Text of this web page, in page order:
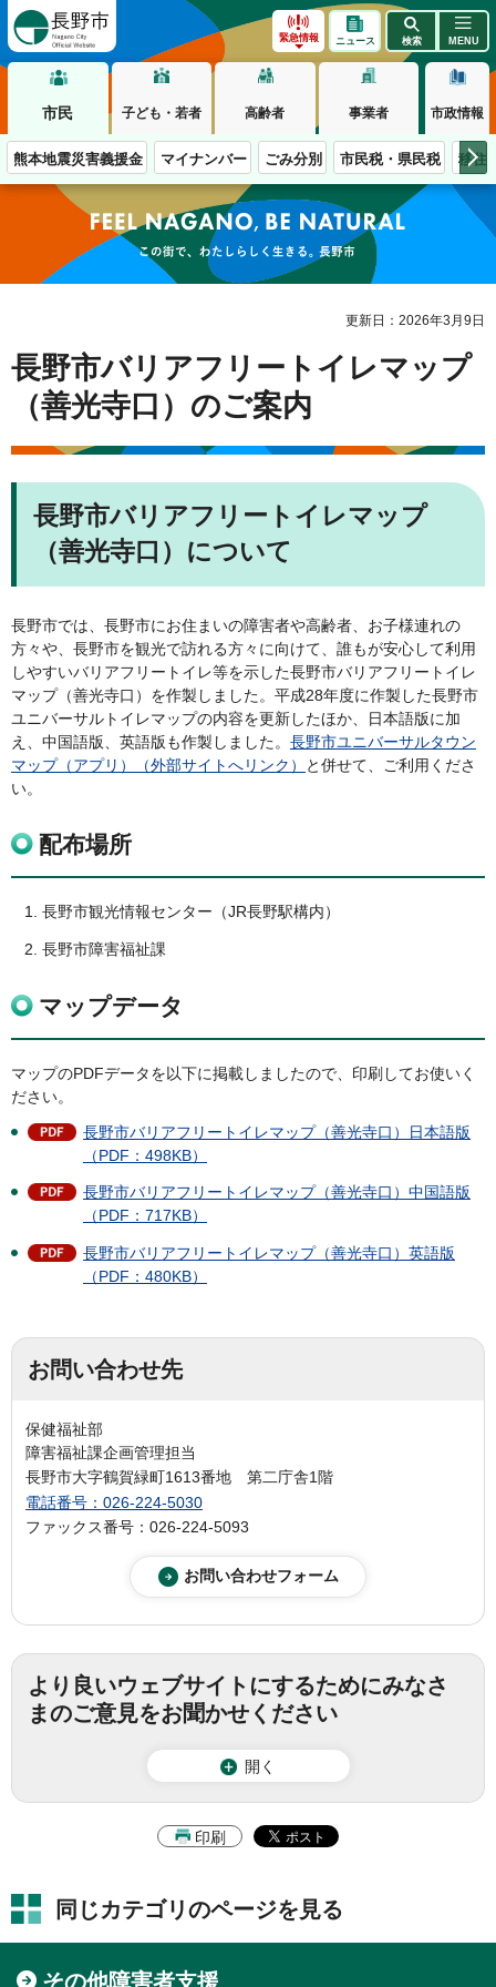
緊急情報 ニュース 検索 MENU
市民 子ども・若者 高齢者 事業者 市政情報
熊本地震災害義援金 マイナンバー ごみ分別 市民税・県民税 移住
この街で、わたしらしく生きる。長野市
更新日：2026年3月9日
長野市バリアフリートイレマップ
（善光寺口）のご案内
長野市バリアフリートイレマップ
（善光寺口）について
長野市では、長野市にお住まいの障害者や高齢者、お子様連れの
方々や、長野市を観光で訪れる方々に向けて、誰もが安心して利用
しやすいバリアフリートイレ等を示した長野市バリアフリートイレ
マップ（善光寺口）を作製しました。平成28年度に作製した長野市
ユニバーサルトイレマップの内容を更新したほか、日本語版に加
え、中国語版、英語版も作製しました。 長野市ユニバーサルタウン
マップ（アプリ）（外部サイトへリンク）
と併せて、ご利用くださ
い。
配布場所
長野市観光情報センター（JR長野駅構内）
長野市障害福祉課
マップデータ
マップのPDFデータを以下に掲載しましたので、印刷してお使いく
ださい。
長野市バリアフリートイレマップ（善光寺口）日本語版
（PDF：498KB）
長野市バリアフリートイレマップ（善光寺口）中国語版
（PDF：717KB）
長野市バリアフリートイレマップ（善光寺口）英語版
（PDF：480KB）
お問い合わせ先
保健福祉部
障害福祉課企画管理担当
長野市大字鶴賀緑町1613番地 第二庁舎1階
電話番号：026-224-5030
ファックス番号：026-224-5093
より良いウェブサイトにするためにみなさ
まのご意見をお聞かせください
開く
印刷
同じカテゴリのページを見る
その他障害者支援